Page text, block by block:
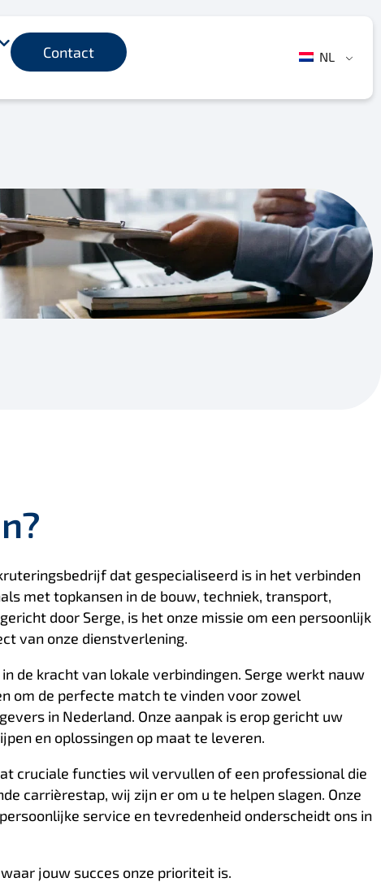
Contact NL
dat gespecialiseerd is in het verbinden
met topkansen in de bouw, techniek, transport,
door Serge, is het onze missie om een ​​persoonlijk
van onze dienstverlening.
de kracht van lokale verbindingen. Serge werkt nauw
om de perfecte match te vinden voor zowel
in Nederland. Onze aanpak is erop gericht uw
en oplossingen op maat te leveren.
cruciale functies wil vervullen of een professional die
carrièrestap, wij zijn er om u te helpen slagen. Onze
service en tevredenheid onderscheidt ons in
jouw succes onze prioriteit is.